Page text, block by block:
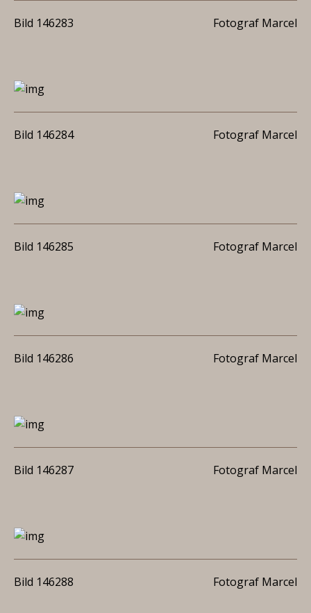
Bild 146283 Fotograf Marcel
Bild 146284 Fotograf Marcel
Bild 146285 Fotograf Marcel
Bild 146286 Fotograf Marcel
Bild 146287 Fotograf Marcel
Bild 146288 Fotograf Marcel